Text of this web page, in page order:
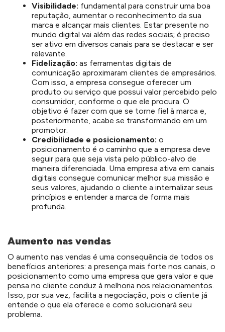
Visibilidade: fundamental para construir uma boa
reputação, aumentar o reconhecimento da sua
marca e alcançar mais clientes. Estar presente no
mundo digital vai além das redes sociais; é preciso
ser ativo em diversos canais para se destacar e ser
relevante.
Fidelização: as ferramentas digitais de
comunicação aproximaram clientes de empresários.
Com isso, a empresa consegue oferecer um
produto ou serviço que possui valor percebido pelo
consumidor, conforme o que ele procura. O
objetivo é fazer com que se torne fiel à marca e,
posteriormente, acabe se transformando em um
promotor.
Credibilidade e posicionamento: o
posicionamento é o caminho que a empresa deve
seguir para que seja vista pelo público-alvo de
maneira diferenciada. Uma empresa ativa em canais
digitais consegue comunicar melhor sua missão e
seus valores, ajudando o cliente a internalizar seus
princípios e entender a marca de forma mais
profunda.
Aumento nas vendas
O aumento nas vendas é uma consequência de todos os
benefícios anteriores: a presença mais forte nos canais, o
posicionamento como uma empresa que gera valor e que
pensa no cliente conduz à melhoria nos relacionamentos.
Isso, por sua vez, facilita a negociação, pois o cliente já
entende o que ela oferece e como solucionará seu
problema.